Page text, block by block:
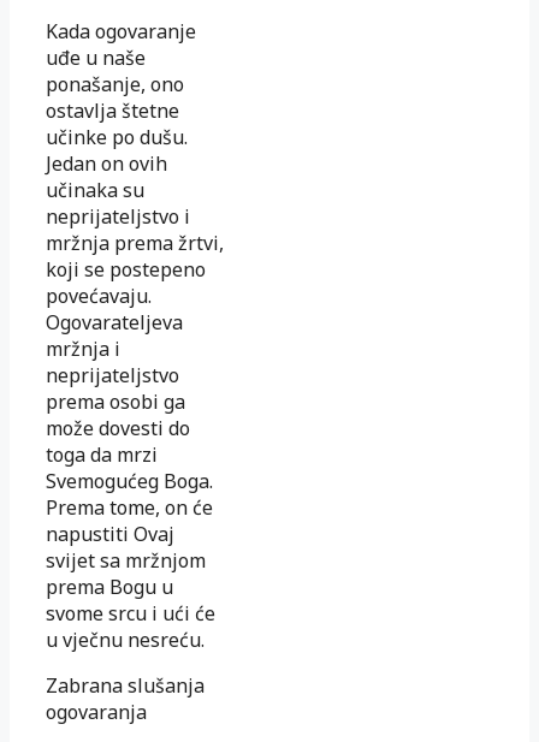
Kada ogovaranje
uđe u naše
ponašanje, ono
ostavlja štetne
učinke po dušu.
Jedan on ovih
učinaka su
neprijateljstvo i
mržnja prema žrtvi,
koji se postepeno
povećavaju.
Ogovarateljeva
mržnja i
neprijateljstvo
prema osobi ga
može dovesti do
toga da mrzi
Svemogućeg Boga.
Prema tome, on će
napustiti Ovaj
svijet sa mržnjom
prema Bogu u
svome srcu i ući će
u vječnu nesreću.
Zabrana slušanja
ogovaranja